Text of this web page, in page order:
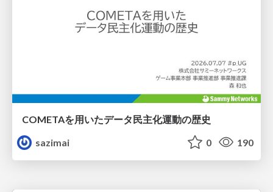
COMETAを用いたデータ民主化運動の歴史
sazimai
0 190